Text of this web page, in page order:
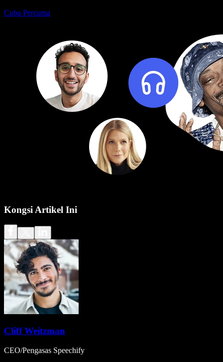
Cuba Percuma
Kongsi Artikel Ini
Cliff Weitzman
CEO/Pengasas Speechify